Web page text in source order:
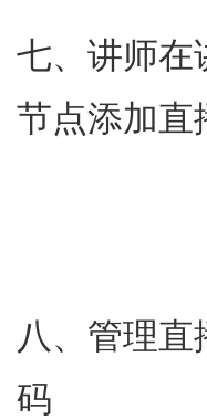
七、讲师在
节点添加直
八、管理
码